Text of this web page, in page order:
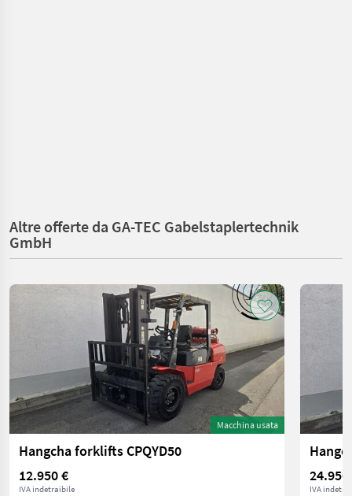
Altre offerte da GA-TEC Gabelstaplertechnik
GmbH
Macchina usata
Hangcha forklifts CPQYD50
12.950 €
IVA indetraibile
24.950
IVA